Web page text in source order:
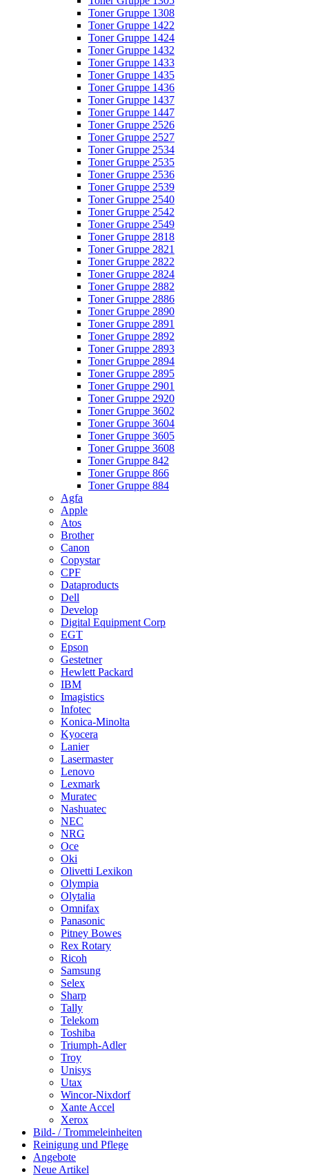
Toner Gruppe 1308
Toner Gruppe 1422
Toner Gruppe 1424
Toner Gruppe 1432
Toner Gruppe 1433
Toner Gruppe 1435
Toner Gruppe 1436
Toner Gruppe 1437
Toner Gruppe 1447
Toner Gruppe 2526
Toner Gruppe 2527
Toner Gruppe 2534
Toner Gruppe 2535
Toner Gruppe 2536
Toner Gruppe 2539
Toner Gruppe 2540
Toner Gruppe 2542
Toner Gruppe 2549
Toner Gruppe 2818
Toner Gruppe 2821
Toner Gruppe 2822
Toner Gruppe 2824
Toner Gruppe 2882
Toner Gruppe 2886
Toner Gruppe 2890
Toner Gruppe 2891
Toner Gruppe 2892
Toner Gruppe 2893
Toner Gruppe 2894
Toner Gruppe 2895
Toner Gruppe 2901
Toner Gruppe 2920
Toner Gruppe 3602
Toner Gruppe 3604
Toner Gruppe 3605
Toner Gruppe 3608
Toner Gruppe 842
Toner Gruppe 866
Toner Gruppe 884
Agfa
Apple
Atos
Brother
Canon
Copystar
CPF
Dataproducts
Dell
Develop
Digital Equipment Corp
EGT
Epson
Gestetner
Hewlett Packard
IBM
Imagistics
Infotec
Konica-Minolta
Kyocera
Lanier
Lasermaster
Lenovo
Lexmark
Muratec
Nashuatec
NEC
NRG
Oce
Oki
Olivetti Lexikon
Olympia
Olytalia
Omnifax
Panasonic
Pitney Bowes
Rex Rotary
Ricoh
Samsung
Selex
Sharp
Tally
Telekom
Toshiba
Triumph-Adler
Troy
Unisys
Utax
Wincor-Nixdorf
Xante Accel
Xerox
Bild- / Trommeleinheiten
Reinigung und Pflege
Angebote
Neue Artikel